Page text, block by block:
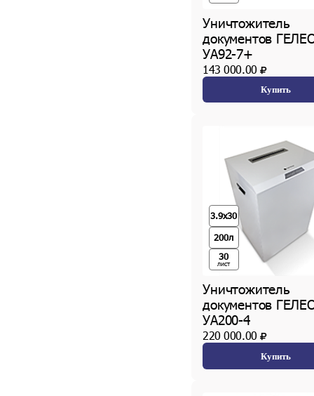
Уничтожитель
документов
УА92-7+
143 000.00
Купить
3.9x30
200л
30
лист
Уничтожитель
документов
УА200-4
220 000.00
Купить